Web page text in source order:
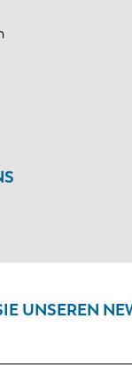
UNSEREN